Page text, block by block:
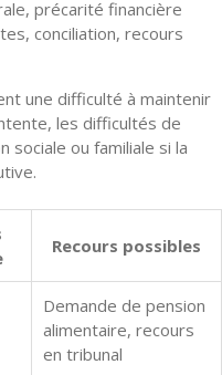
précarité financière
conciliation, recours
une difficulté à maintenir
les difficultés de
sociale ou familiale si la
Recours possibles
Demande de pension
alimentaire, recours
en tribunal